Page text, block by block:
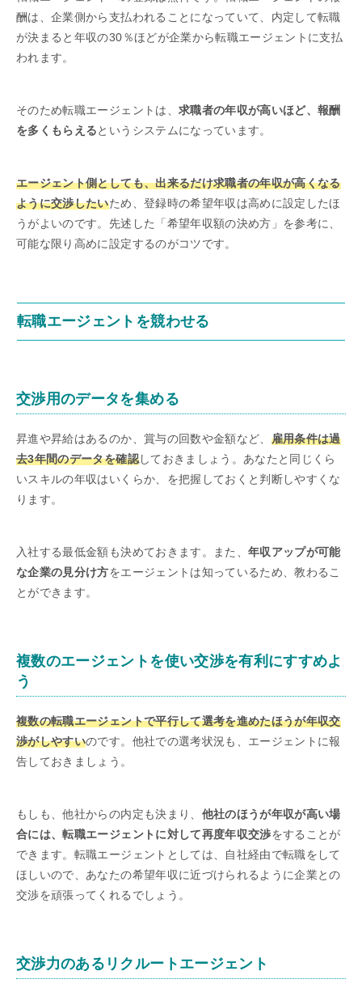
酬は、企業側から支払われることになっていて、内定して転職
が決まると年収の30％ほどが企業から転職エージェントに支払
われます。
そのため転職エージェントは、 求職者の年収が高いほど、報酬
を多くもらえるというシステムになっています。
エージェント側としても、出来るだけ求職者の年収が高くなる
ように交渉したいため、登録時の希望年収は高めに設定したほ
うがよいのです。先述した「希望年収額の決め方」を参考に、
可能な限り高めに設定するのがコツです。
転職エージェントを競わせる
交渉用のデータを集める
昇進や昇給はあるのか、賞与の回数や金額など、 雇用条件は過
去3年間のデータを確認しておきましょう。あなたと同じくら
いスキルの年収はいくらか、を把握しておくと判断しやすくな
ります。
入社する最低金額も決めておきます。また、 年収アップが可能
な企業の見分け方をエージェントは知っているため、教わるこ
とができます。
複数のエージェントを使い交渉を有利にすすめよ
う
複数の転職エージェントで平行して選考を進めたほうが年収交
渉がしやすいのです。他社での選考状況も、エージェントに報
告しておきましょう。
もしも、他社からの内定も決まり、 他社のほうが年収が高い場
合には、転職エージェントに対して再度年収交渉をすることが
できます。転職エージェントとしては、自社経由で転職をして
ほしいので、あなたの希望年収に近づけられるように企業との
交渉を頑張ってくれるでしょう。
交渉力のあるリクルートエージェント